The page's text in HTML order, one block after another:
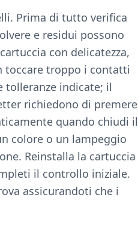
Prima di tutto verifica
e residui possono
con delicatezza,
toccare troppo i contatti
tolleranze indicate; il
richiedono di premere
quando chiudi il
colore o un lampeggio
Reinstalla la cartuccia
il controllo iniziale.
assicurandoti che i